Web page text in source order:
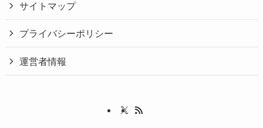
サイトマップ
プライバシーポリシー
運営者情報